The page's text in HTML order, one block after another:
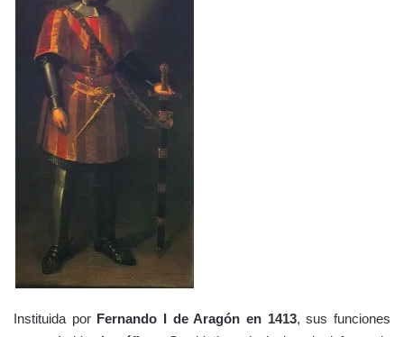
Instituida por Fernando I de Aragón en 1413, sus funciones